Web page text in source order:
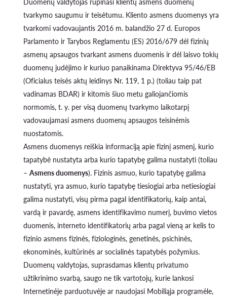
Duomenų valdytojas rūpinasi klientų asmens duomenų
tvarkymo saugumu ir teisėtumu. Kliento asmens duomenys yra
tvarkomi vadovaujantis 2016 m. balandžio 27 d. Europos
Parlamento ir Tarybos Reglamentu (ES) 2016/679 dėl fizinių
asmenų apsaugos tvarkant asmens duomenis ir dėl laisvo tokių
duomenų judėjimo ir kuriuo panaikinama Direktyva 95/46/EB
(Oficialus teisės aktų leidinys Nr. 119, 1 p.) (toliau taip pat
vadinamas BDAR) ir kitomis šiuo metu galiojančiomis
normomis, t. y. per visą duomenų tvarkymo laikotarpį
vadovaujamasi asmens duomenų apsaugos teisinėmis
nuostatomis.
Asmens duomenys reiškia informaciją apie fizinį asmenį, kurio
tapatybė nustatyta arba kurio tapatybę galima nustatyti (toliau
– Asmens duomenys). Fizinis asmuo, kurio tapatybę galima
nustatyti, yra asmuo, kurio tapatybę tiesiogiai arba netiesiogiai
galima nustatyti, visų pirma pagal identifikatorių, kaip antai,
vardą ir pavardę, asmens identifikavimo numerį, buvimo vietos
duomenis, interneto identifikatorių arba pagal vieną ar kelis to
fizinio asmens fizinės, fiziologinės, genetinės, psichinės,
ekonominės, kultūrinės ar socialinės tapatybės požymius.
Duomenų valdytojas, suprasdamas klientų privatumo
užtikrinimo svarbą, saugo ne tik vartotojų, kurie lankosi
Internetinėje parduotuvėje ar naudojasi Mobiliąja programėle,